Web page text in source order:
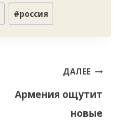
#россия
ДАЛЕЕ
Армения ощутит
новые